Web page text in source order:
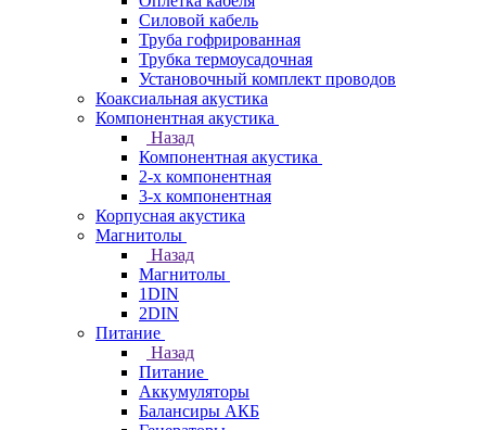
Силовой кабель
Труба гофрированная
Трубка термоусадочная
Установочный комплект проводов
Коаксиальная акустика
Компонентная акустика
Назад
Компонентная акустика
2-х компонентная
3-х компонентная
Корпусная акустика
Магнитолы
Назад
Магнитолы
1DIN
2DIN
Питание
Назад
Питание
Аккумуляторы
Балансиры АКБ